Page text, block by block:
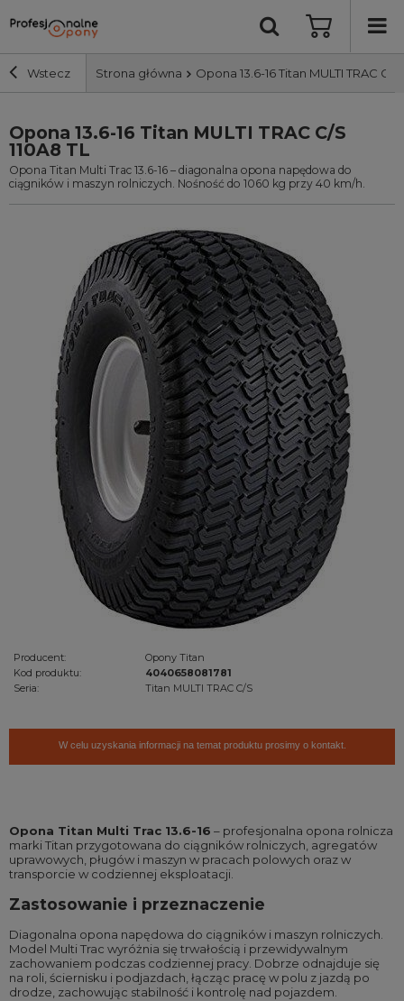
Wstecz Strona główna Opona 13.6-16 Titan MULTI TRAC C/S
Szerokość i profil
Średnica
Nośność
Wyszukaj
Opona 13.6-16 Titan MULTI TRAC C/S
110A8 TL
Opona Titan Multi Trac 13.6-16 – diagonalna opona napędowa do
ciągników i maszyn rolniczych. Nośność do 1060 kg przy 40 km/h.
Producent:
Opony Titan
Kod produktu:
4040658081781
Seria:
Titan MULTI TRAC C/S
W celu uzyskania informacji na temat produktu prosimy o kontakt.
Opona Titan Multi Trac 13.6-16 – profesjonalna opona rolnicza
marki Titan przygotowana do ciągników rolniczych, agregatów
uprawowych, pługów i maszyn w pracach polowych oraz w
transporcie w codziennej eksploatacji.
Zastosowanie i przeznaczenie
Diagonalna opona napędowa do ciągników i maszyn rolniczych.
Model Multi Trac wyróżnia się trwałością i przewidywalnym
zachowaniem podczas codziennej pracy. Dobrze odnajduje się
na roli, ściernisku i podjazdach, łącząc pracę w polu z jazdą po
drodze, zachowując stabilność i kontrolę nad pojazdem.